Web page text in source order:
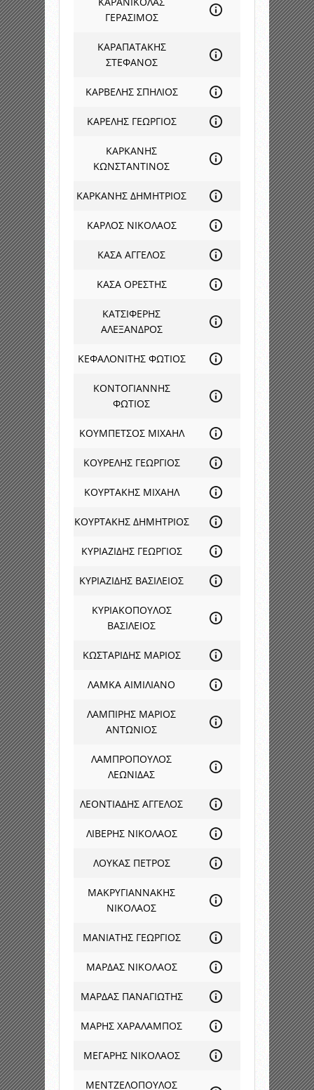
ΓΕΡΑΣΙΜΟΣ
ΚΑΡΑΠΑΤΑΚΗΣ
ΣΤΕΦΑΝΟΣ
ΚΑΡΒΕΛΗΣ ΣΠΗΛΙΟΣ
ΚΑΡΕΛΗΣ ΓΕΩΡΓΙΟΣ
ΚΑΡΚΑΝΗΣ
ΚΩΝΣΤΑΝΤΙΝΟΣ
ΚΑΡΚΑΝΗΣ ΔΗΜΗΤΡΙΟΣ
ΚΑΡΛΟΣ ΝΙΚΟΛΑΟΣ
ΚΑΣΑ ΑΓΓΕΛΟΣ
ΚΑΣΑ ΟΡΕΣΤΗΣ
ΚΑΤΣΙΦΕΡΗΣ
ΑΛΕΞΑΝΔΡΟΣ
ΚΕΦΑΛΟΝΙΤΗΣ ΦΩΤΙΟΣ
ΚΟΝΤΟΓΙΑΝΝΗΣ
ΦΩΤΙΟΣ
ΚΟΥΜΠΕΤΣΟΣ ΜΙΧΑΗΛ
ΚΟΥΡΕΛΗΣ ΓΕΩΡΓΙΟΣ
ΚΟΥΡΤΑΚΗΣ ΜΙΧΑΗΛ
ΚΟΥΡΤΑΚΗΣ ΔΗΜΗΤΡΙΟΣ
ΚΥΡΙΑΖΙΔΗΣ ΓΕΩΡΓΙΟΣ
ΚΥΡΙΑΖΙΔΗΣ ΒΑΣΙΛΕΙΟΣ
ΚΥΡΙΑΚΟΠΟΥΛΟΣ
ΒΑΣΙΛΕΙΟΣ
ΚΩΣΤΑΡΙΔΗΣ ΜΑΡΙΟΣ
ΛΑΜΚΑ ΑΙΜΙΛΙΑΝΟ
ΛΑΜΠΙΡΗΣ ΜΑΡΙΟΣ
ΑΝΤΩΝΙΟΣ
ΛΑΜΠΡΟΠΟΥΛΟΣ
ΛΕΩΝΙΔΑΣ
ΛΕΟΝΤΙΑΔΗΣ ΑΓΓΕΛΟΣ
ΛΙΒΕΡΗΣ ΝΙΚΟΛΑΟΣ
ΛΟΥΚΑΣ ΠΕΤΡΟΣ
ΜΑΚΡΥΓΙΑΝΝΑΚΗΣ
ΝΙΚΟΛΑΟΣ
ΜΑΝΙΑΤΗΣ ΓΕΩΡΓΙΟΣ
ΜΑΡΔΑΣ ΝΙΚΟΛΑΟΣ
ΜΑΡΔΑΣ ΠΑΝΑΓΙΩΤΗΣ
ΜΑΡΗΣ ΧΑΡΑΛΑΜΠΟΣ
ΜΕΓΑΡΗΣ ΝΙΚΟΛΑΟΣ
ΜΕΝΤΖΕΛΟΠΟΥΛΟΣ